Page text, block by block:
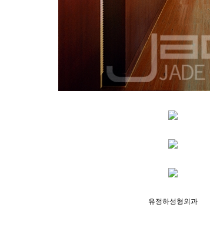
유정하성형외과